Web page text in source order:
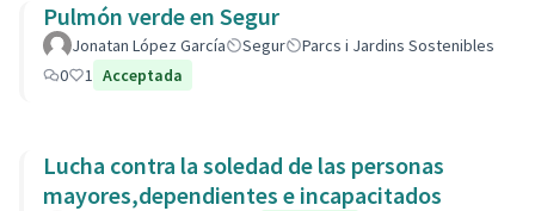
Pulmón verde en Segur
Jonatan López García Segur
Parcs i Jardins Sostenibles
0
1 Acceptada
Lucha contra la soledad de las personas
mayores,dependientes e incapacitados